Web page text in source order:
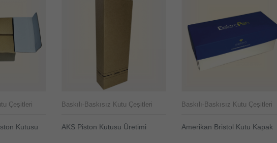
Çeşitleri
Kutusu
Baskılı-Baskısız Kutu Çeşitleri
AKS Piston Kutusu Üretimi
ÜRÜNÜ İNCELE
Baskılı-Baskısız Kutu Çeşitleri
Amerikan Bristol Kutu Kapak
ÜRÜNÜ İNCELE